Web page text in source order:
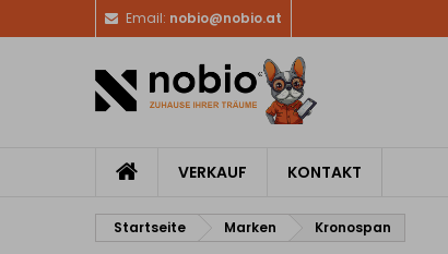
Email: nobio@nobio.at
VERKAUF KONTAKT
Startseite Marken Kronospan